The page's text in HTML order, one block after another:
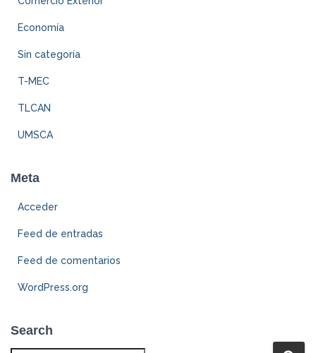
Economía
Sin categoría
T-MEC
TLCAN
UMSCA
Meta
Acceder
Feed de entradas
Feed de comentarios
WordPress.org
Search